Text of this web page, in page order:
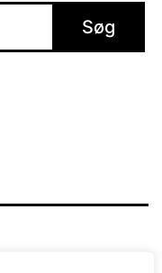
Søg